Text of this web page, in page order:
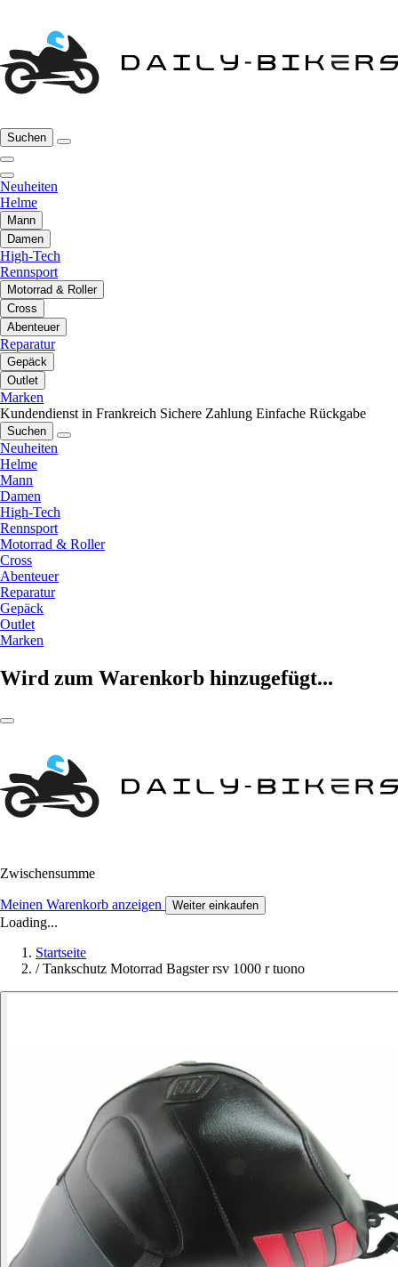
Suchen
Neuheiten
Helme
Mann
Damen
High-Tech
Rennsport
Motorrad & Roller
Cross
Abenteuer
Reparatur
Gepäck
Outlet
Marken
Kundendienst in Frankreich Sichere Zahlung Einfache Rückgabe
Suchen
Neuheiten
Helme
Mann
Damen
High-Tech
Rennsport
Motorrad & Roller
Cross
Abenteuer
Reparatur
Gepäck
Outlet
Marken
Wird zum Warenkorb hinzugefügt...
Zwischensumme
Meinen Warenkorb anzeigen Weiter einkaufen
Loading...
Startseite
/ Tankschutz Motorrad Bagster rsv 1000 r tuono